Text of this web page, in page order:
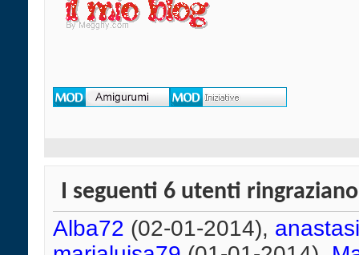
I seguenti 6 utenti
Alba72 (02-01-2014),